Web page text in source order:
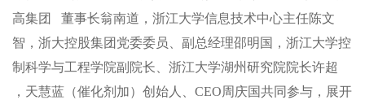
高集团
董事长翁南道，浙江大学信息技术中心主任陈文
智，浙大控股集团党委委员、副总经理邵明国，浙江大学控
制科学与工程学院副院长、浙江大学湖州研究院院长许超
，天慧蓝（催化剂加）创始人、CEO周庆国共同参与，展开